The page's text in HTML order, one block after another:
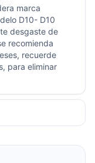
marca
D10- D10
desgaste de
recomienda
recuerde
para eliminar